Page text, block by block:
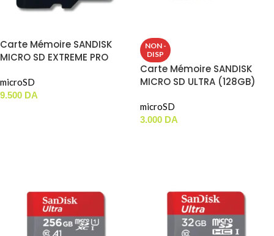
Carte Mémoire SANDISK
MICRO SD EXTREME PRO
microSD
9.500 DA
NON -
DISP
Carte Mémoire SANDISK
MICRO SD ULTRA (128GB)
microSD
3.000 DA